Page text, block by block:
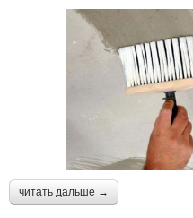
читать дальше →